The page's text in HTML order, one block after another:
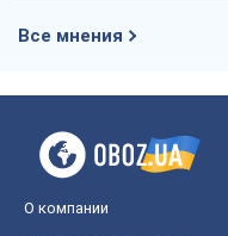
Все мнения
О компании